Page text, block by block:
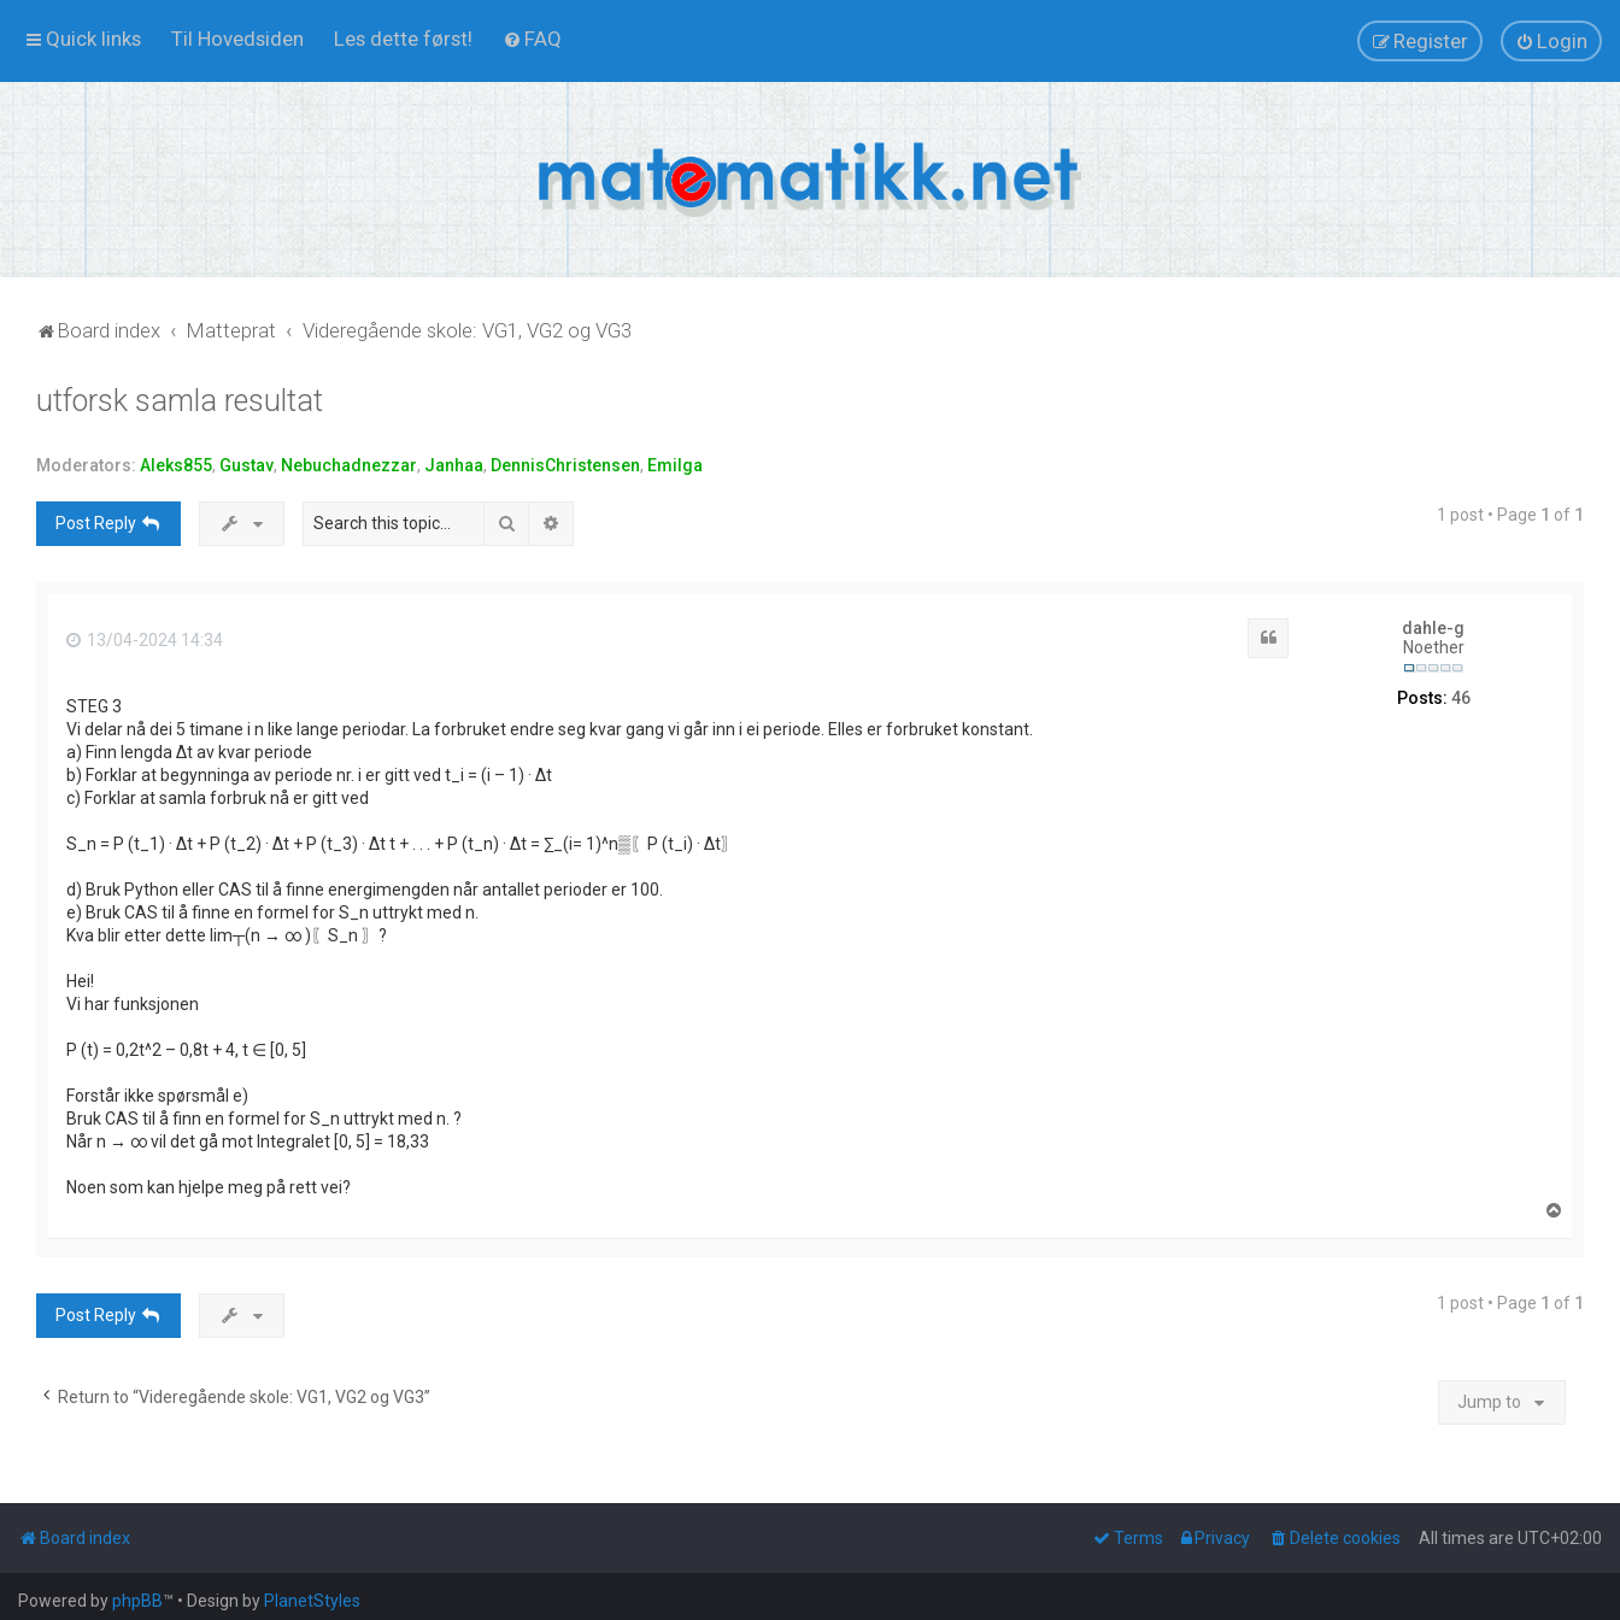
Quick links Til Hovedsiden Les dette først! FAQ Login
Register
Board index Matteprat Videregående skole: VG1, VG2 og VG3
utforsk samla resultat
Moderators: Aleks855, Gustav, Nebuchadnezzar, Janhaa, DennisChristensen, Emilga
Post Reply Search 1 post • Page 1 of 1
dahle-g
Noether
Posts: 46
13/04-2024 14:34
STEG 3
Vi delar nå dei 5 timane i n like lange periodar. La forbruket endre seg kvar gang vi går inn i ei periode. Elles er forbruket konstant.
a) Finn lengda ∆t av kvar periode
b) Forklar at begynninga av periode nr. i er gitt ved t_i = (i – 1) · ∆t
c) Forklar at samla forbruk nå er gitt ved
S_n = P (t_1) · ∆t + P (t_2) · ∆t + P (t_3) · ∆t t + . . . + P (t_n) · ∆t = ∑_(i= 1)^n▒〖P (t_i) · ∆t〗
d) Bruk Python eller CAS til å finne energimengden når antallet perioder er 100.
e) Bruk CAS til å finne en formel for S_n uttrykt med n.
Kva blir etter dette lim┬(n → ∞ )⁡〖S_n 〗?
Hei!
Vi har funksjonen
P (t) = 0,2t^2 – 0,8t + 4, t ∈ [0, 5]
Forstår ikke spørsmål e)
Bruk CAS til å finn en formel for S_n uttrykt med n. ?
Når n → ∞ vil det gå mot Integralet [0, 5] = 18,33
Noen som kan hjelpe meg på rett vei?
Post Reply
1 post • Page 1 of 1
Return to “Videregående skole: VG1, VG2 og VG3” Jump to
Board index All times are UTC+02:00
Delete cookies
Privacy
Terms
Powered byphpBB™ • Design by PlanetStyles